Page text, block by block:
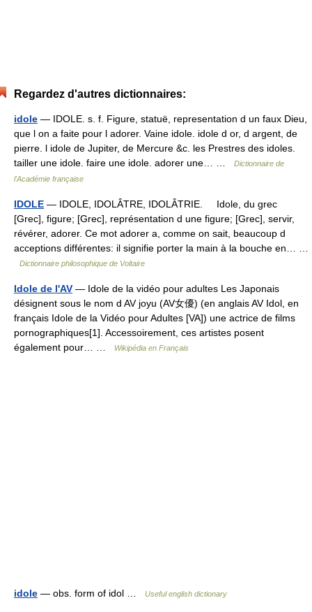
Regardez d'autres dictionnaires:
idole — IDOLE. s. f. Figure, statuë, representation d un faux Dieu,
que l on a faite pour l adorer. Vaine idole. idole d or, d argent, de
pierre. l idole de Jupiter, de Mercure &c. les Prestres des idoles.
tailler une idole. faire une idole. adorer une… …
Dictionnaire de
l'Académie française
IDOLE — IDOLE, IDOLÂTRE, IDOLÂTRIE. Idole, du grec
[Grec], figure; [Grec], représentation d une figure; [Grec], servir,
révérer, adorer. Ce mot adorer a, comme on sait, beaucoup d
acceptions différentes: il signifie porter la main à la bouche en… …
Dictionnaire philosophique de Voltaire
Idole de l'AV — Idole de la vidéo pour adultes Les Japonais
désignent sous le nom d AV joyu (AV女優) (en anglais AV Idol, en
français Idole de la Vidéo pour Adultes [VA]) une actrice de films
pornographiques[1]. Accessoirement, ces artistes posent
également pour… …
Wikipédia en Français
idole — obs. form of idol … Useful english dictionary